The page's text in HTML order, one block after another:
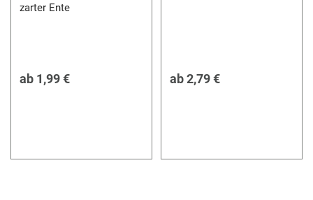
zarter Ente
ab 1,99 € ab2,79 €